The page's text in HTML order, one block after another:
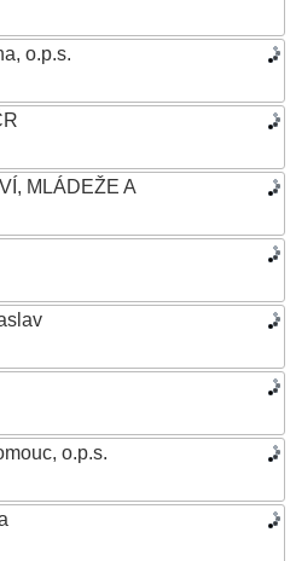
o.p.s.
MLÁDEŽE A
o.p.s.